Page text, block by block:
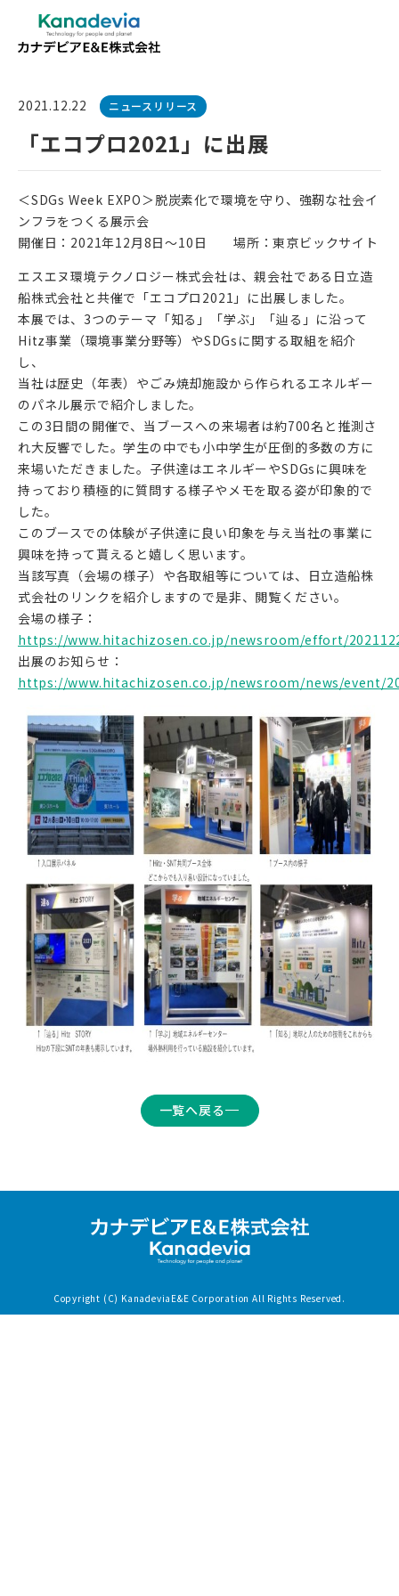
2021.12.22 ニュースリリース
「エコプロ2021」に出展
＜SDGs Week EXPO＞脱炭素化で環境を守り、強靭な社会イ
ンフラをつくる展示会
開催日：2021年12月8日～10日 場所：東京ビックサイト
エスエヌ環境テクノロジー株式会社は、親会社である日立造
船株式会社と共催で「エコプロ2021」に出展しました。
本展では、3つのテーマ「知る」「学ぶ」「辿る」に沿って
Hitz事業（環境事業分野等）やSDGsに関する取組を紹介
し、
当社は歴史（年表）やごみ焼却施設から作られるエネルギー
のパネル展示で紹介しました。
この3日間の開催で、当ブースへの来場者は約700名と推測さ
れ大反響でした。学生の中でも小中学生が圧倒的多数の方に
来場いただきました。子供達はエネルギーやSDGsに興味を
持っており積極的に質問する様子やメモを取る姿が印象的で
した。
このブースでの体験が子供達に良い印象を与え当社の事業に
興味を持って貰えると嬉しく思います。
当該写真（会場の様子）や各取組等については、日立造船株
式会社のリンクを紹介しますので是非、閲覧ください。
会場の様子：
https://www.hitachizosen.co.jp/newsroom/effort/
出展のお知らせ：
https://www.hitachizosen.co.jp/newsroom/news/event/
一覧へ戻る
Copyright (C) KanadeviaE&E Corporation All Rights Reserved.